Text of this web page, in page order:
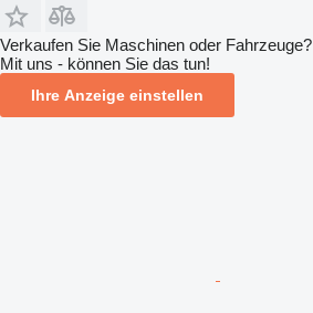
Verkaufen Sie Maschinen oder Fahrzeuge?
Mit uns - können Sie das tun!
Ihre Anzeige einstellen